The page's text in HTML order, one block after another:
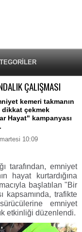
ÇALIŞMASI
kemeri takmanın
dikkat çekmek
Hayat" kampanyası
10:09
tarafından, emniyet
hayat kurtardığına
başlatılan "Bir
kapsamında, trafikte
emniyet
etkinliği düzenlendi.